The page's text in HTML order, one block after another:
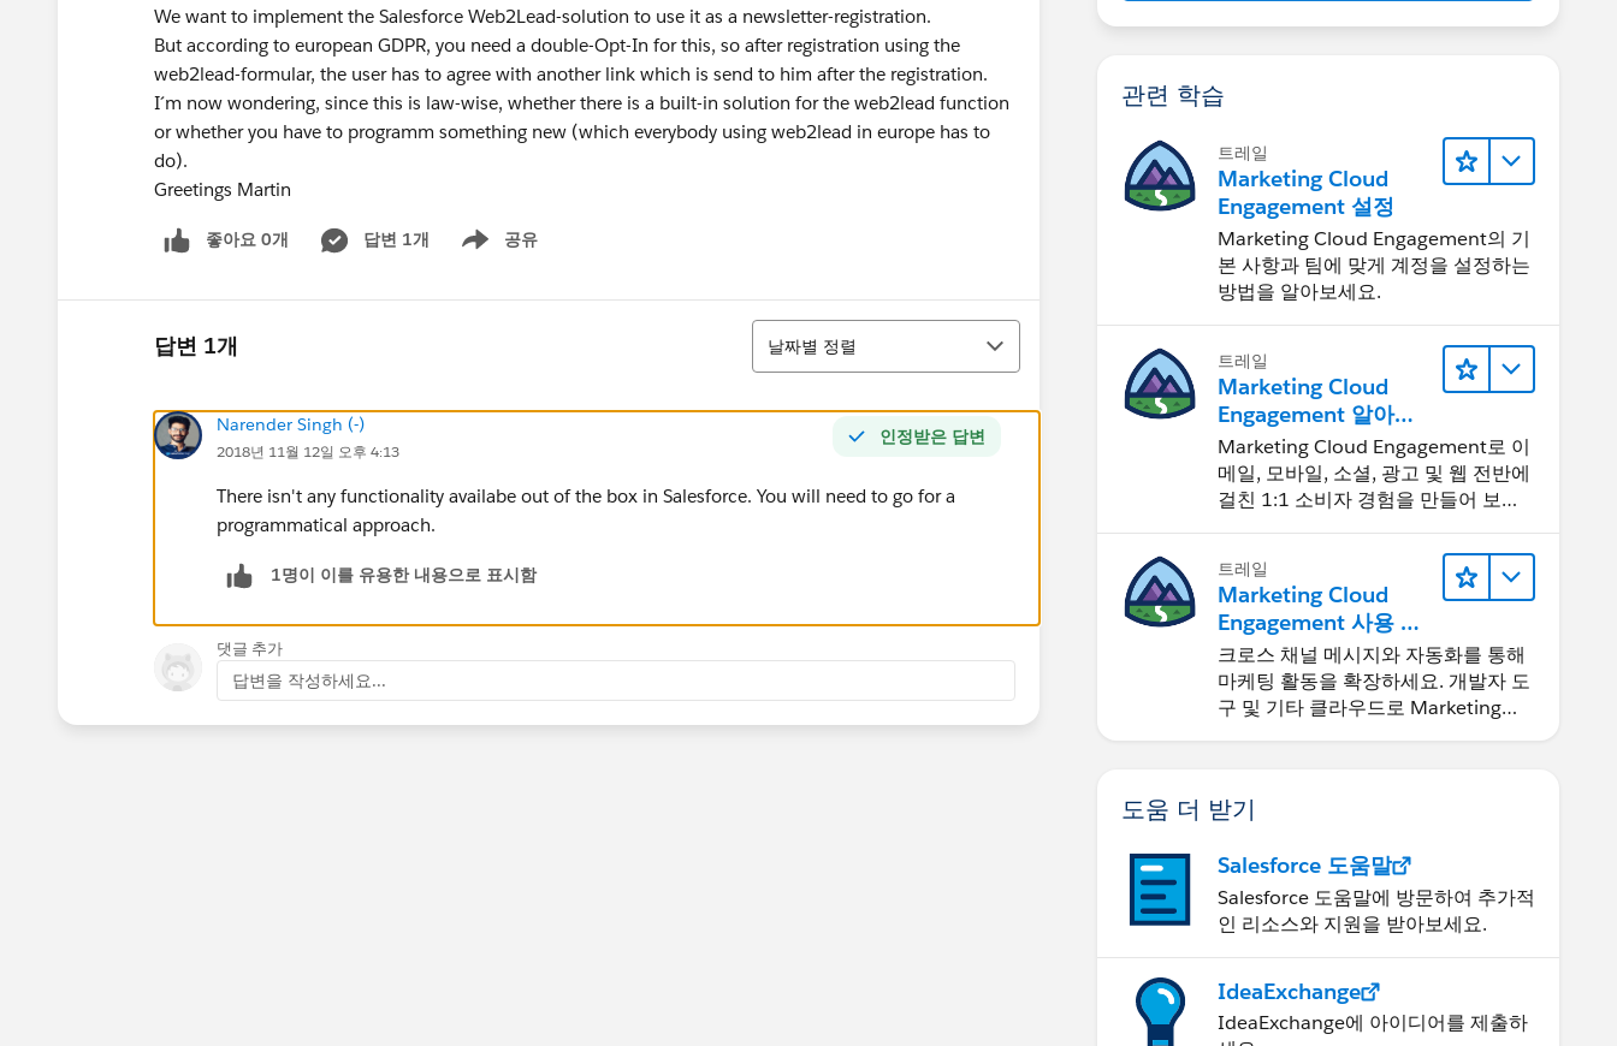
We want to implement the Salesforce Web2Lead-solution to use it as a newsletter-registration.
But according to european GDPR, you need a double-Opt-In for this, so after registration using the
web2lead-formular, the user has to agree with another link which is send to him after the registration.
I´m now wondering, since this is law-wise, whether there is a built-in solution for the web2lead function
or whether you have to programm something new (which everybody using web2lead in europe has to
do).
Greetings Martin
좋아요 0개 답변 1개 공유
Show menu
답변 1개
정렬
날짜별 정렬
인정받은 답변
Narender Singh (-)
2018년 11월 12일 오후 4:13
There isn't any functionality availabe out of the box in Salesforce. You will need to go for a
programmatical approach.
1명이 이를 유용한 내용으로 표시함
댓글 추가
답변을 작성하세요...
관련 학습
트레일
Marketing Cloud
Engagement 설정
Marketing Cloud Engagement의 기
본 사항과 팀에 맞게 계정을 설정하는
방법을 알아보세요.
트레일
Marketing Cloud
Engagement 알아보
기
Marketing Cloud Engagement로 이
메일, 모바일, 소셜, 광고 및 웹 전반에
걸친 1:1 소비자 경험을 만들어 보세
트레일
Marketing Cloud
Engagement 사용 최
적화 및 확장
크로스 채널 메시지와 자동화를 통해
마케팅 활동을 확장하세요. 개발자 도
구 및 기타 클라우드로 Marketing
도움 더 받기
Salesforce 도움말
Salesforce 도움말에 방문하여 추가적
인 리소스와 지원을 받아보세요.
IdeaExchange
IdeaExchange에 아이디어를 제출하